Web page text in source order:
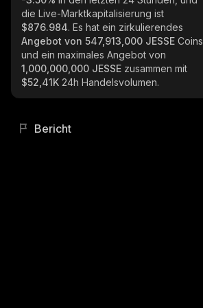
die Live-Marktkapitalisierung ist
$876.984. Es hat ein zirkulierendes
Angebot von 547,913,000 JESSE Coins
und ein maximales Angebot von
1,000,000,000 JESSE zusammen mit
$52,41K 24h Handelsvolumen.
Bericht